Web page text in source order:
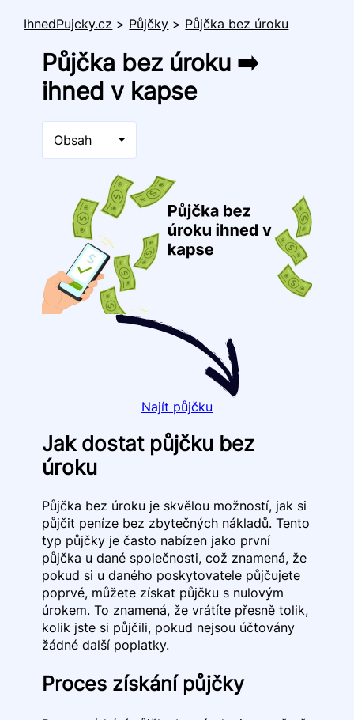
IhnedPujcky.cz > Půjčky > Půjčka bez úroku
Půjčka bez úroku ➡️
ihned v kapse
Obsah
Najít půjčku
Jak dostat půjčku bez
úroku
Půjčka bez úroku je skvělou možností, jak si
půjčit peníze bez zbytečných nákladů. Tento
typ půjčky je často nabízen jako první
půjčka u dané společnosti, což znamená, že
pokud si u daného poskytovatele půjčujete
poprvé, můžete získat půjčku s nulovým
úrokem. To znamená, že vrátíte přesně tolik,
kolik jste si půjčili, pokud nejsou účtovány
žádné další poplatky.
Proces získání půjčky